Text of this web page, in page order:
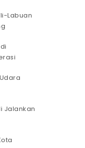
Labuan
Jalankan